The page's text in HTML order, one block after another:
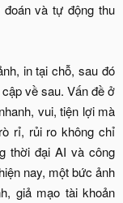
và tự động thu
in tại chỗ, sau đó
về sau. Vấn đề ở
vui, tiện lợi mà
rỉ, rủi ro không chỉ
thời đại AI và công
nay, một bức ảnh
giả mạo tài khoản